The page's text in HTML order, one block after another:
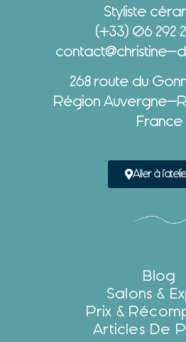
Styliste
(+33) 06 292
contact@christine-
268 route du
Région Auvergne-
France
Aller à
Blog
Salons &
Prix &
Articles De